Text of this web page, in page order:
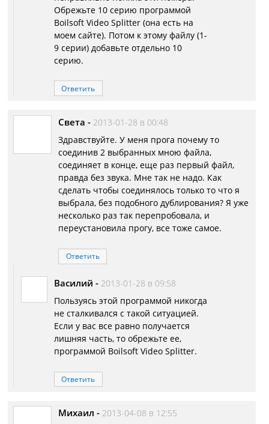
Обрежьте 10 серию программой
Boilsoft Video Splitter (она есть на
моем сайте). Потом к этому файлу (1-
9 серии) добавьте отдельно 10
серию.
Ответить
Света - 2013-01-28 в 00:48
Здравствуйте. У меня прога почему то
соединив 2 выбранных мною файла,
соединяет в конце, еще раз первый файл,
правда без звука. Мне так не надо. Как
сделать чтобы соединялось только то что я
выбрала, без подобного дублирования? Я уже
несколько раз так перепробовала, и
переустановила прогу, все тоже самое.
Ответить
Василий - 2013-01-28 в 09:58
Пользуясь этой программой никогда
не сталкивался с такой ситуацией.
Если у вас все равно получается
лишняя часть, то обрежьте ее,
программой Boilsoft Video Splitter.
Ответить
Михаил - 2013-04-08 в 12:55